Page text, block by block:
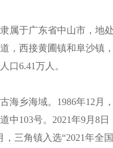
属于广东省中山市，地
，西接黄圃镇和阜沙镇
口6.41万人。
海乡海域。1986年12月
中103号。2021年9月8
，三角镇入选“2021年全国